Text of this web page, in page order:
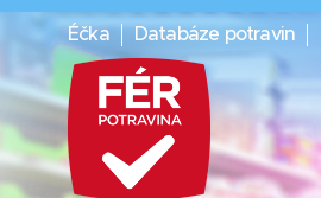
Éčka Databáze potravin